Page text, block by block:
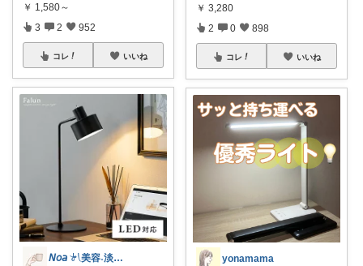
￥ 1,580～
3 2 952
コレ いいね
𝘕𝘰𝘢 𓍯美容˖淡色˖グレージュ
￥ 3,280
2 0 898
コレ いいね
yonamama